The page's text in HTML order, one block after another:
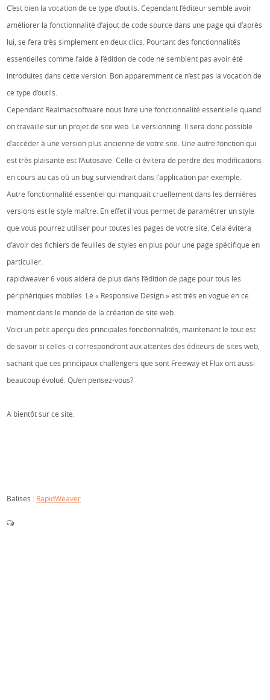
C’est bien la vocation de ce type d’outils. Cependant l’éditeur semble avoir
améliorer la fonctionnalité d’ajout de code source dans une page qui d’après
lui, se fera très simplement en deux clics. Pourtant des fonctionnalités
essentielles comme l’aide à l’édition de code ne semblent pas avoir été
introduites dans cette version. Bon apparemment ce n’est pas la vocation de
ce type d’outils.
Cependant Realmacsoftware nous livre une fonctionnalité essentielle quand
on travaille sur un projet de site web. Le versionning. Il sera donc possible
d’accéder à une version plus ancienne de votre site. Une autre fonction qui
est très plaisante est l’Autosave. Celle-ci évitera de perdre des modifications
en cours au cas où un bug surviendrait dans l’application par exemple.
Autre fonctionnalité essentiel qui manquait cruellement dans les dernières
versions est le style maître. En effet il vous permet de paramétrer un style
que vous pourrez utiliser pour toutes les pages de votre site. Cela évitera
d’avoir des fichiers de feuilles de styles en plus pour une page spécifique en
particulier.
rapidweaver 6 vous aidera de plus dans l’édition de page pour tous les
périphériques mobiles. Le « Responsive Design » est très en vogue en ce
moment dans le monde de la création de site web.
Voici un petit aperçu des principales fonctionnalités, maintenant le tout est
de savoir si celles-ci correspondront aux attentes des éditeurs de sites web,
sachant que ces principaux challengers que sont Freeway et Flux ont aussi
beaucoup évolué. Qu’en pensez-vous?
A bientôt sur ce site.
Balises : RapidWeaver